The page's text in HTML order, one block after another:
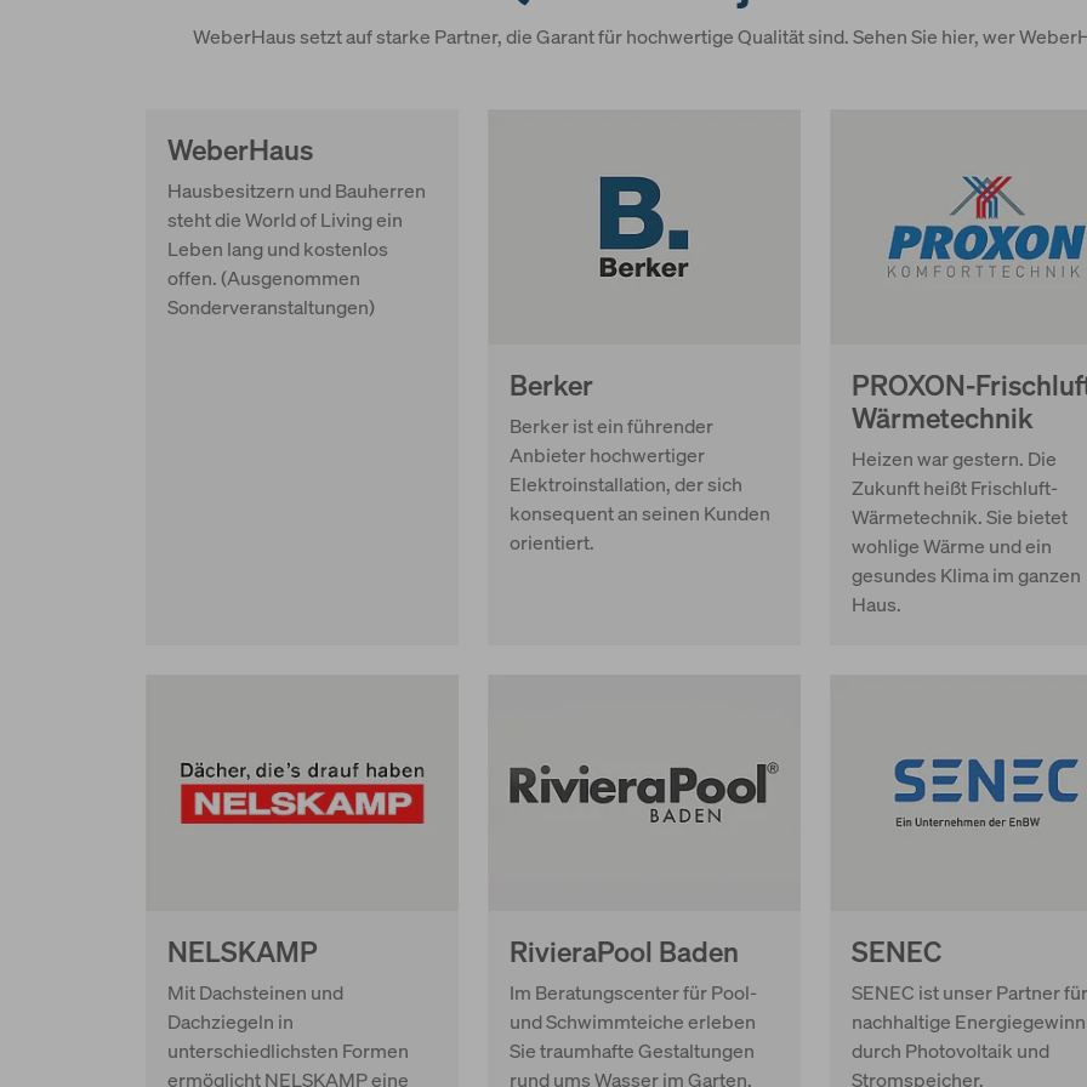
WeberHaus setzt auf starke Partner, die Garant für hochwertige Qualität sind. Sehen Sie hier, wer
WeberHaus
Hausbesitzern und Bauherren
steht die World of Living ein
Leben lang und kostenlos
offen. (Ausgenommen
Sonderveranstaltungen)
Berker
Berker ist ein führender
Anbieter hochwertiger
Elektroinstallation, der sich
konsequent an seinen Kunden
orientiert.
PROXON-
Wärmetechnik
Heizen war gestern. Die
Zukunft heißt Frischluft-
Wärmetechnik. Sie bietet
wohlige Wärme und ein
gesundes Klima im ganzen
Haus.
NELSKAMP
Mit Dachsteinen und
Dachziegeln in
unterschiedlichsten Formen
ermöglicht NELSKAMP eine
RivieraPool Baden
Im Beratungscenter für Pool-
und Schwimmteiche erleben
Sie traumhafte Gestaltungen
rund ums Wasser im Garten.
SENEC
SENEC ist unser Partner
nachhaltige
durch Photovoltaik und
Stromspeicher.